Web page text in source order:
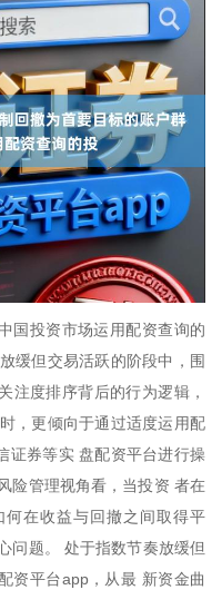
国投资市场运用配资查询的
缓但交易活跃的阶段中，围
注度排序背后的行为逻辑，
，更倾向于通过适度运用配
证券等实 盘配资平台进行操
险管理视角看，当投资 者在
在收益与回撤之间取得平
问题。 处于指数节奏放缓但
资平台app，从最 新资金曲